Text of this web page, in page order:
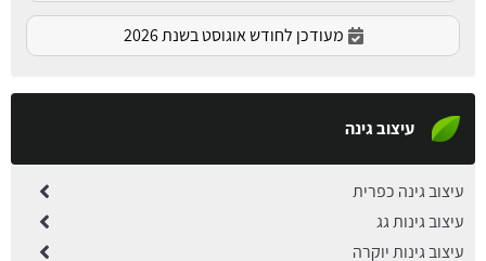
מעודכן לחודש אוגוסט בשנת 2026
עיצוב גינה
עיצוב גינה כפרית
עיצוב גינות גג
עיצוב גינות יוקרה